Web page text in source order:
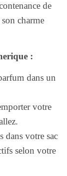
de
charme
:
dans un
votre
dans votre sac
selon votre